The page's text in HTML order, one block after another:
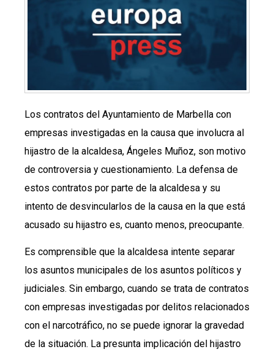
Los contratos del Ayuntamiento de Marbella con
empresas investigadas en la causa que involucra al
hijastro de la alcaldesa, Ángeles Muñoz, son motivo
de controversia y cuestionamiento. La defensa de
estos contratos por parte de la alcaldesa y su
intento de desvincularlos de la causa en la que está
acusado su hijastro es, cuanto menos, preocupante.
Es comprensible que la alcaldesa intente separar
los asuntos municipales de los asuntos políticos y
judiciales. Sin embargo, cuando se trata de contratos
con empresas investigadas por delitos relacionados
con el narcotráfico, no se puede ignorar la gravedad
de la situación. La presunta implicación del hijastro